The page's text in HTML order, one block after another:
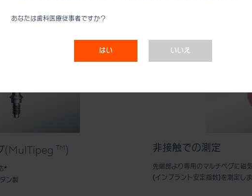
あなたは歯科医療従事者ですか？
はい いいえ
ンクション
(MulTipeg TM )
*
ン製
非接触での測定
先端部より専用のマルチペグに磁
(インプラント安定指数)を測定し